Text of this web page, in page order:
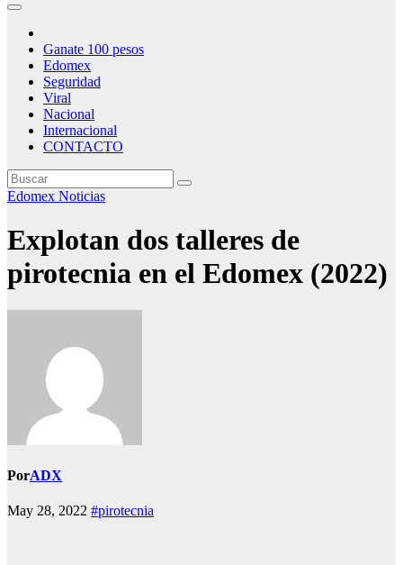
Ganate 100 pesos
Edomex
Seguridad
Viral
Nacional
Internacional
CONTACTO
Edomex Noticias
Explotan dos talleres de
pirotecnia en el Edomex (2022)
PorADX
May 28, 2022 #pirotecnia